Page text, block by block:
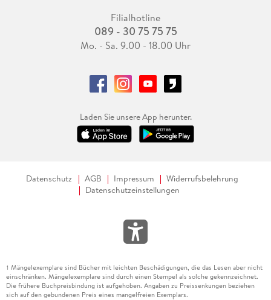
Filialhotline
089 - 30 75 75 75
Mo. - Sa. 9.00 - 18.00 Uhr
Laden Sie unsere App herunter.
Datenschutz AGB Impressum
Widerrufsbelehrung
Datenschutzeinstellungen
1 Mängelexemplare sind Bücher mit leichten Beschädigungen, die das Lesen aber nicht
einschränken. Mängelexemplare sind durch einen Stempel als solche gekennzeichnet.
Die frühere Buchpreisbindung ist aufgehoben. Angaben zu Preissenkungen beziehen
sich auf den gebundenen Preis eines mangelfreien Exemplars.